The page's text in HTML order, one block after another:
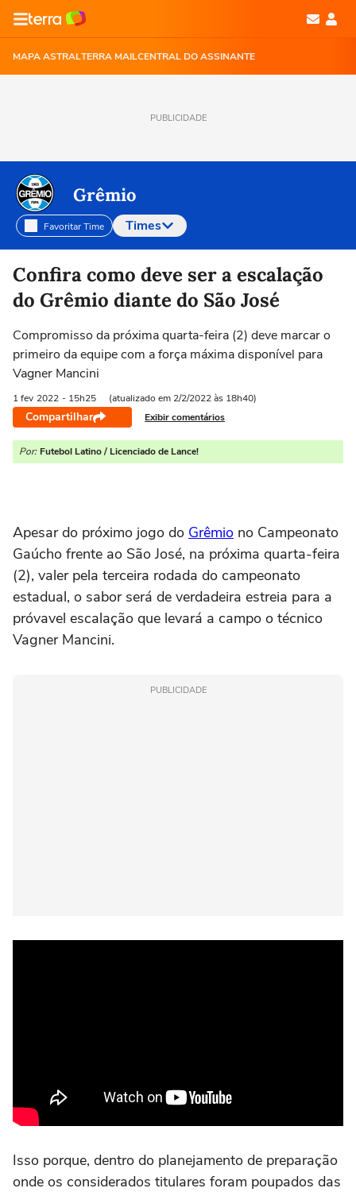
MAPA ASTRALTERRA MAILCENTRAL DO ASSINANTE
PUBLICIDADE
Grêmio
Favoritar Time Times
Selecione o time para ver as notícias
Confira como deve ser a escalação
do Grêmio diante do São José
Compromisso da próxima quarta-feira (2) deve marcar o
primeiro da equipe com a força máxima disponível para
Vagner Mancini
1 fev 2022 - 15h25 (atualizado em 2/2/2022 às 18h40)
Compartilhar Exibir comentários
Por: Futebol Latino / Licenciado de Lance!
Apesar do próximo jogo do Grêmio no Campeonato
Gaúcho frente ao São José, na próxima quarta-feira
(2), valer pela terceira rodada do campeonato
estadual, o sabor será de verdadeira estreia para a
próvavel escalação que levará a campo o técnico
Vagner Mancini.
PUBLICIDADE
Isso porque, dentro do planejamento de preparação
onde os considerados titulares foram poupados das